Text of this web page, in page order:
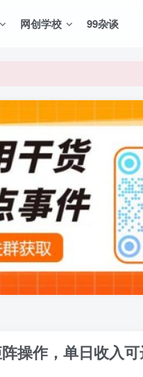
网创学校 99杂谈
程、创业教程、网络营销教程
操作，单日收入